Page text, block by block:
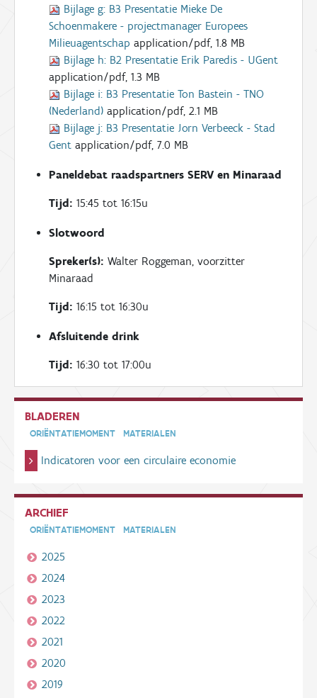
Bijlage g: B3 Presentatie Mieke De
Schoenmakere - projectmanager Europees
Milieuagentschap application/pdf, 1.8 MB
Bijlage h: B2 Presentatie Erik Paredis - UGent
application/pdf, 1.3 MB
Bijlage i: B3 Presentatie Ton Bastein - TNO
(Nederland) application/pdf, 2.1 MB
Bijlage j: B3 Presentatie Jorn Verbeeck - Stad
Gent application/pdf, 7.0 MB
Paneldebat raadspartners SERV en Minaraad
Tijd: 15:45 tot 16:15u
Slotwoord
Spreker(s): Walter Roggeman, voorzitter
Minaraad
Tijd: 16:15 tot 16:30u
Afsluitende drink
Tijd: 16:30 tot 17:00u
BLADEREN
ORIËNTATIEMOMENT MATERIALEN
Indicatoren voor een circulaire economie
ARCHIEF
ORIËNTATIEMOMENT MATERIALEN
2025
2024
2023
2022
2021
2020
2019